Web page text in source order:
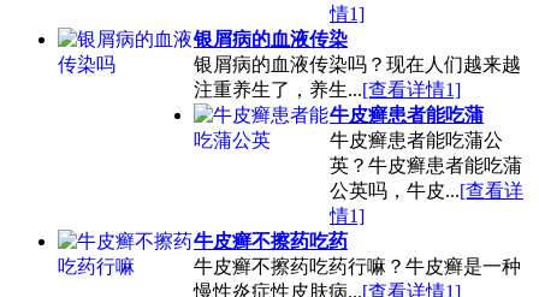
情1]
银屑病的血液传染
银屑病的血液传染吗？现在人们越来越
注重养生了，养生...[查看详情1]
牛皮癣患者能吃蒲
牛皮癣患者能吃蒲公
英？牛皮癣患者能吃蒲
公英吗，牛皮...[查看详
情1]
牛皮癣不擦药吃药
牛皮癣不擦药吃药行嘛？牛皮癣是一种
慢性炎症性皮肤病...[查看详情1]